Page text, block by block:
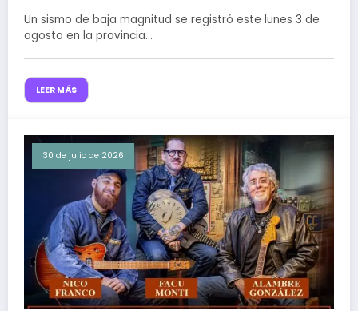
Un sismo de baja magnitud se registró este lunes 3 de
agosto en la provincia…
LEER MÁS
30 de julio de 2026